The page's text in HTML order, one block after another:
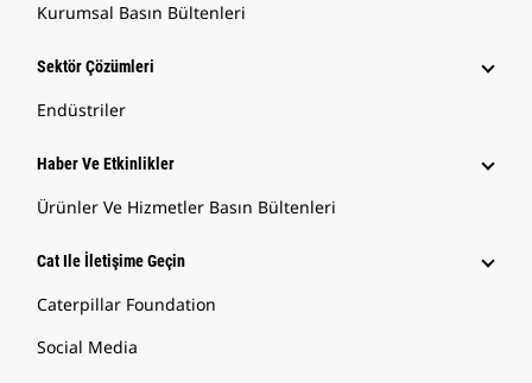
Kurumsal Basın Bültenleri
Sektör Çözümleri
Endüstriler
Haber Ve Etkinlikler
Ürünler Ve Hizmetler Basın Bültenleri
Cat Ile İletişime Geçin
Caterpillar Foundation
Social Media